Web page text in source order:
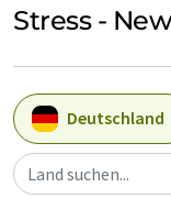
Stress -
Deutschland
Land suchen...